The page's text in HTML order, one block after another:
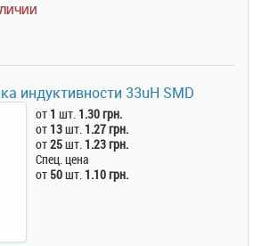
индуктивности 33uH SMD
от 1 шт. 1.30 грн.
от 13шт. 1.27 грн.
от25шт. 1.23 грн.
Спец. цена
от 50шт. 1.10 грн.